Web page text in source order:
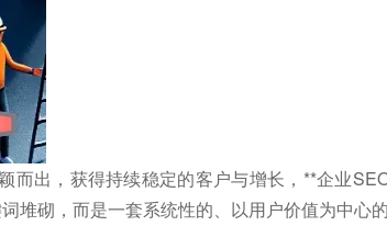
而出，获得持续稳定的客户与增长，**企业
堆砌，而是一套系统性的、以用户价值为中心的